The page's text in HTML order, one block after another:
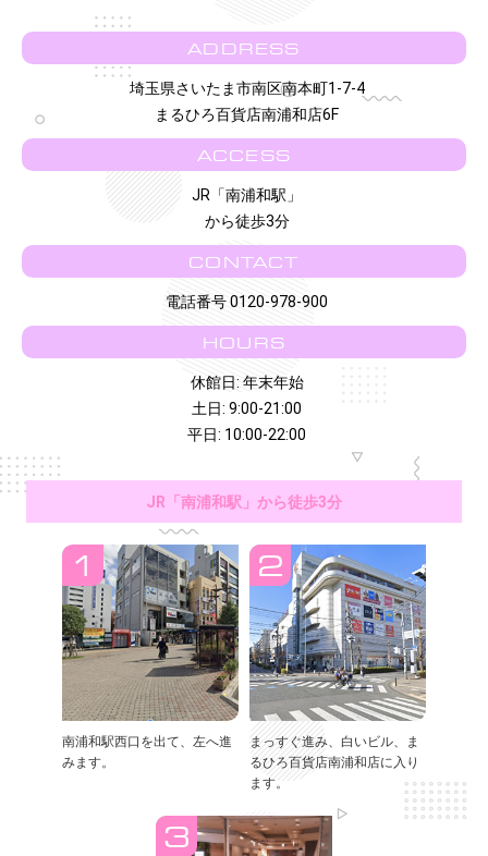
ADDRESS
埼玉県さいたま市南区南本町1-7-4
まるひろ百貨店南浦和店6F
ACCESS
JR「南浦和駅」
から徒歩3分
CONTACT
電話番号 0120-978-900
HOURS
休館日: 年末年始
土日: 9:00-21:00
平日: 10:00-22:00
JR「南浦和駅」から徒歩3分
南浦和駅西口を出て、左へ進
みます。
まっすぐ進み、白いビル、ま
るひろ百貨店南浦和店に入り
ます。